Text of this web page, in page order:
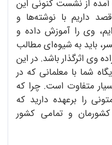
از نشست کنونی این
داریم با نوشته‌ها و
وی را آموزش داده و
باید به شیوه‌ای مطالب
وی اثرگذار باشد. در این
شما با معلمانی که در
متفاوت است. چرا که
را برعهده دارید که
و تمامی کشور